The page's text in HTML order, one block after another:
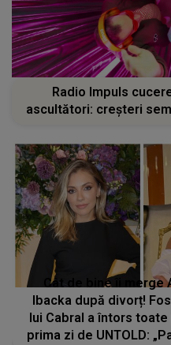
Radio Impuls
ascultători: creșteri
Cât de bine îi merge
Ibacka după divorț!
lui Cabral a întors
prima zi de UNTOLD: